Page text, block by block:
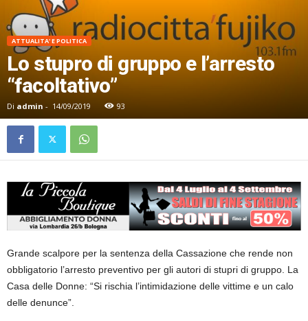
ATTUALITA' E POLITICA
Lo stupro di gruppo e l’arresto
“facoltativo”
Di admin - 14/09/2019 93
Grande scalpore per la sentenza della Cassazione che rende non
obbligatorio l’arresto preventivo per gli autori di stupri di gruppo. La
Casa delle Donne: “Si rischia l’intimidazione delle vittime e un calo
delle denunce”.